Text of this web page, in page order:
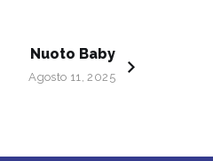
Nuoto Baby
Agosto 11, 2025